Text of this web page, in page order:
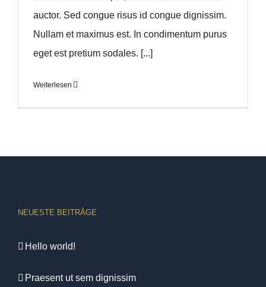
auctor. Sed congue risus id congue dignissim.
Nullam et maximus est. In condimentum purus
eget est pretium sodales. [...]
Weiterlesen
NEUESTE BEITRÄGE
Hello world!
Praesent ut sem dignissim